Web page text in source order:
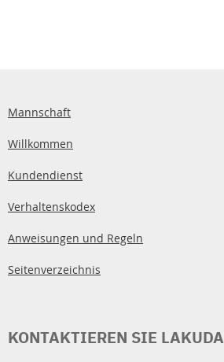
Mannschaft
Willkommen
Kundendienst
Verhaltenskodex
Anweisungen und Regeln
Seitenverzeichnis
KONTAKTIEREN SIE LAKUDA